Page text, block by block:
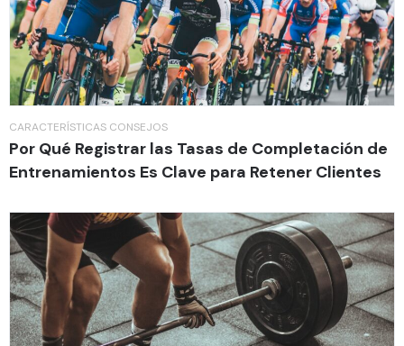
CARACTERÍSTICAS CONSEJOS
Por Qué Registrar las Tasas de Completación de
Entrenamientos Es Clave para Retener Clientes